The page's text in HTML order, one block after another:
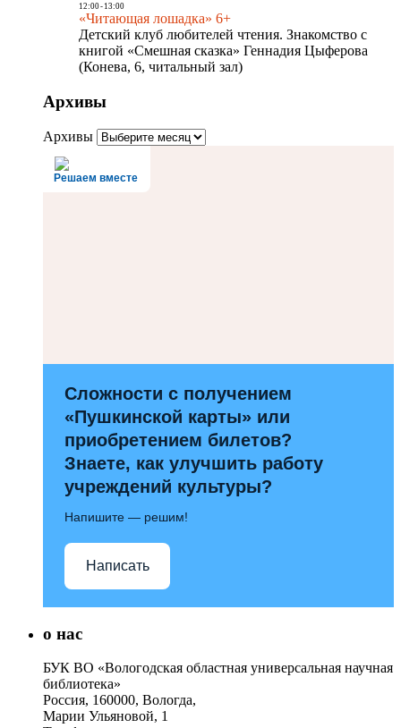
12:00- 13:00
«Читающая лошадка» 6+
Детский клуб любителей чтения. Знакомство с
книгой «Смешная сказка» Геннадия Цыферова
(Конева, 6, читальный зал)
Архивы
Архивы
Решаем вместе
Сложности с получением
«Пушкинской карты» или
приобретением билетов?
Знаете, как улучшить работу
учреждений культуры?
Напишите — решим!
Написать
о нас
БУК ВО «Вологодская областная универсальная научная
библиотека»
Россия, 160000, Вологда,
Марии Ульяновой, 1